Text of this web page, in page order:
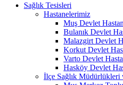
Sağlık Tesisleri
Hastanelerimiz
Muş Devlet
Bulanık Devlet
Malazgirt Devlet
Korkut Devlet
Varto Devlet
Hasköy Devlet
İlçe Sağlık Müdürlükleri